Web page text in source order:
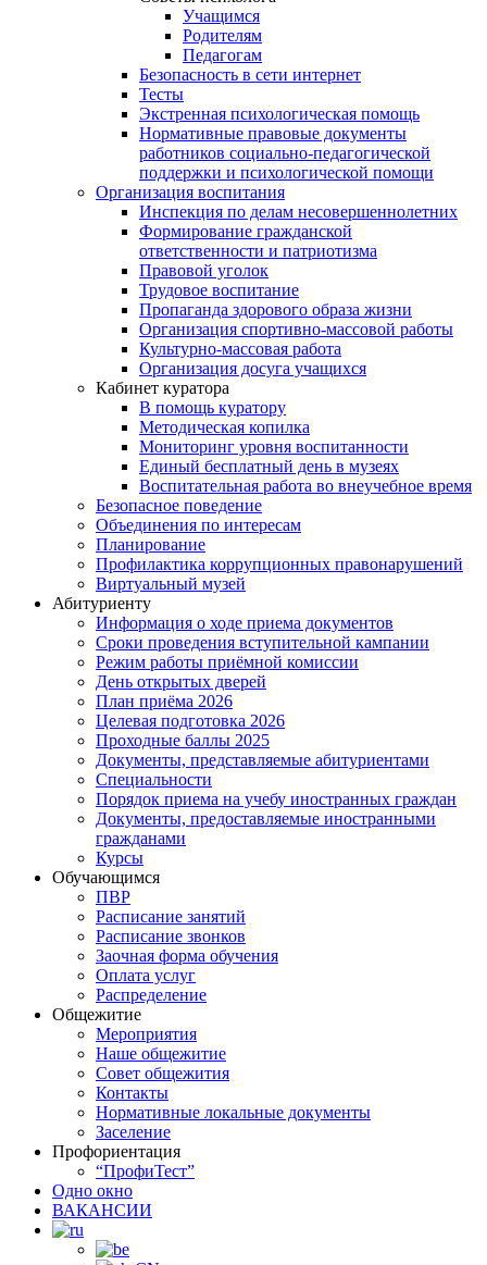
Учащимся
Родителям
Педагогам
Безопасность в сети интернет
Тесты
Экстренная психологическая помощь
Нормативные правовые документы
работников социально-педагогической
поддержки и психологической помощи
Организация воспитания
Инспекция по делам несовершеннолетних
Формирование гражданской
ответственности и патриотизма
Правовой уголок
Трудовое воспитание
Пропаганда здорового образа жизни
Организация спортивно-массовой работы
Культурно-массовая работа
Организация досуга учащихся
Кабинет куратора
В помощь куратору
Методическая копилка
Мониторинг уровня воспитанности
Единый бесплатный день в музеях
Воспитательная работа во внеучебное время
Безопасное поведение
Объединения по интересам
Планирование
Профилактика коррупционных правонарушений
Виртуальный музей
Абитуриенту
Информация о ходе приема документов
Сроки проведения вступительной кампании
Режим работы приёмной комиссии
День открытых дверей
План приёма 2026
Целевая подготовка 2026
Проходные баллы 2025
Документы, представляемые абитуриентами
Специальности
Порядок приема на учебу иностранных граждан
Документы, предоставляемые иностранными
гражданами
Курсы
Обучающимся
ПВР
Расписание занятий
Расписание звонков
Заочная форма обучения
Оплата услуг
Распределение
Общежитие
Мероприятия
Наше общежитие
Совет общежития
Контакты
Нормативные локальные документы
Заселение
Профориентация
“ПрофиТест”
Одно окно
ВАКАНСИИ